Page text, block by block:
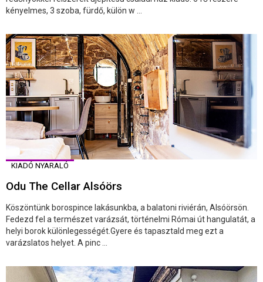
kényelmes, 3 szoba, fürdő, külön w ...
KIADÓ NYARALÓ
Odu The Cellar Alsóörs
Köszöntünk borospince lakásunkba, a balatoni riviérán, Alsóörsön.
Fedezd fel a természet varázsát, történelmi Római út hangulatát, a
helyi borok különlegességét.Gyere és tapasztald meg ezt a
varázslatos helyet. A pinc ...